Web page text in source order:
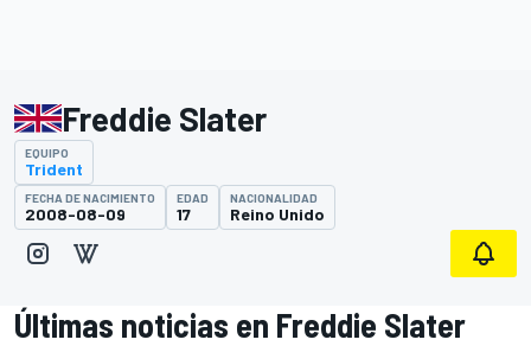
Freddie Slater
EQUIPO
Trident
FECHA DE NACIMIENTO
2008-08-09
EDAD
17
NACIONALIDAD
Reino Unido
Últimas noticias en Freddie Slater